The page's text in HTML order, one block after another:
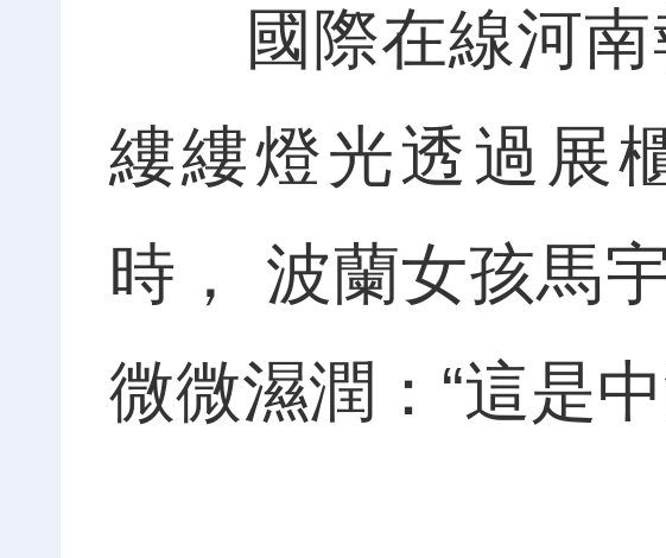
國際在線河南
縷縷燈光透過展
時， 波蘭女孩馬
微微濕潤：“這是